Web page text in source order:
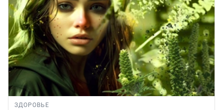
ЗДОРОВЬЕ